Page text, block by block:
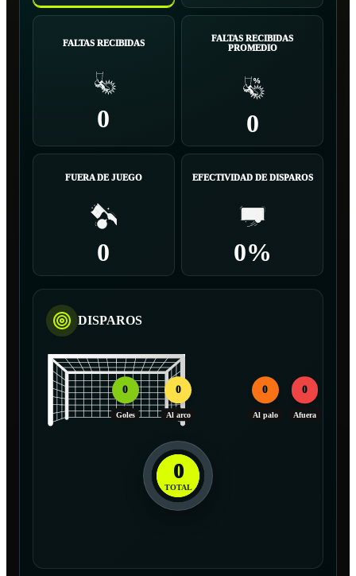
FALTAS RECIBIDAS
0
FALTAS RECIBIDAS
PROMEDIO
0
FUERA DE JUEGO
0
EFECTIVIDAD DE DISPAROS
0%
DISPAROS
0
Goles
0
Al arco
0
Al palo
0
Afuera
0
TOTAL